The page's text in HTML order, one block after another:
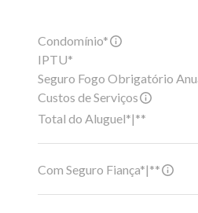
Condomínio*
IPTU*
Seguro Fogo Obrigatório
Custos de Serviços
Total do Aluguel*|**
Com Seguro Fiança*|**